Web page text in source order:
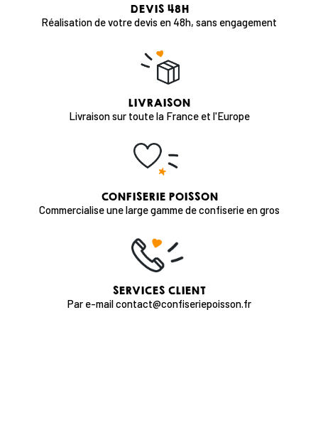
DEVIS 48H
Réalisation de votre devis en 48h, sans engagement
LIVRAISON
Livraison sur toute la France et l'Europe
CONFISERIE POISSON
Commercialise une large gamme de confiserie en gros
SERVICES CLIENT
Par e-mail contact@confiseriepoisson.fr